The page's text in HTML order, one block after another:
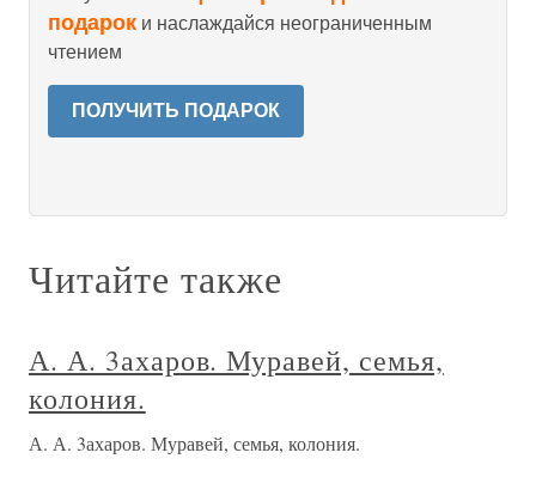
подарок и наслаждайся неограниченным
чтением
ПОЛУЧИТЬ ПОДАРОК
Читайте также
А. А. 3ахаров. Муравей, семья,
колония.
А. А. 3ахаров. Муравей, семья, колония.